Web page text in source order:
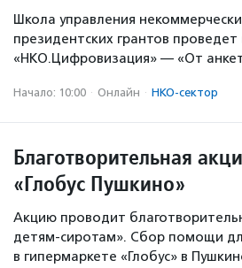
Школа управления
президентских грантов
«НКО.Цифровизация» — «От
Начало: 10:00 · Онлайн · НКО-сектор
Благотворительная
«Глобус Пушкино»
Акцию проводит
детям-сиротам». Сбор помощи
в гипермаркете «Глобус» в